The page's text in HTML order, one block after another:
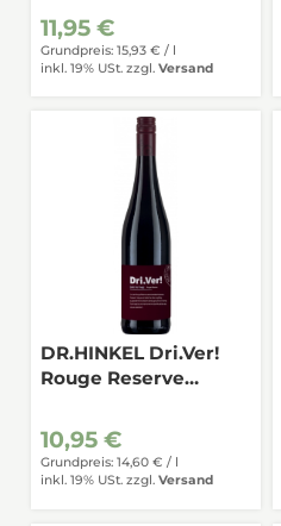
11,95 €
Grundpreis: 15,93 € /
inkl. 19% USt. zzgl. Versand
DR.HINKEL Dri.Ver!
Rouge Reserve
10,95 €
Grundpreis: 14,60 € /
inkl. 19% USt. zzgl. Versand